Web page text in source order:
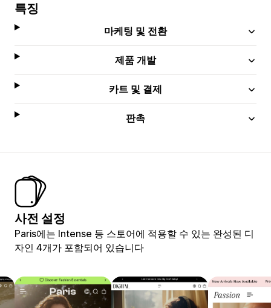
특징
마케팅 및 전환
제품 개발
카트 및 결제
판촉
사전 설정
Paris에는 Intense 등 스토어에 적용할 수 있는 완성된 디
자인 4개가 포함되어 있습니다